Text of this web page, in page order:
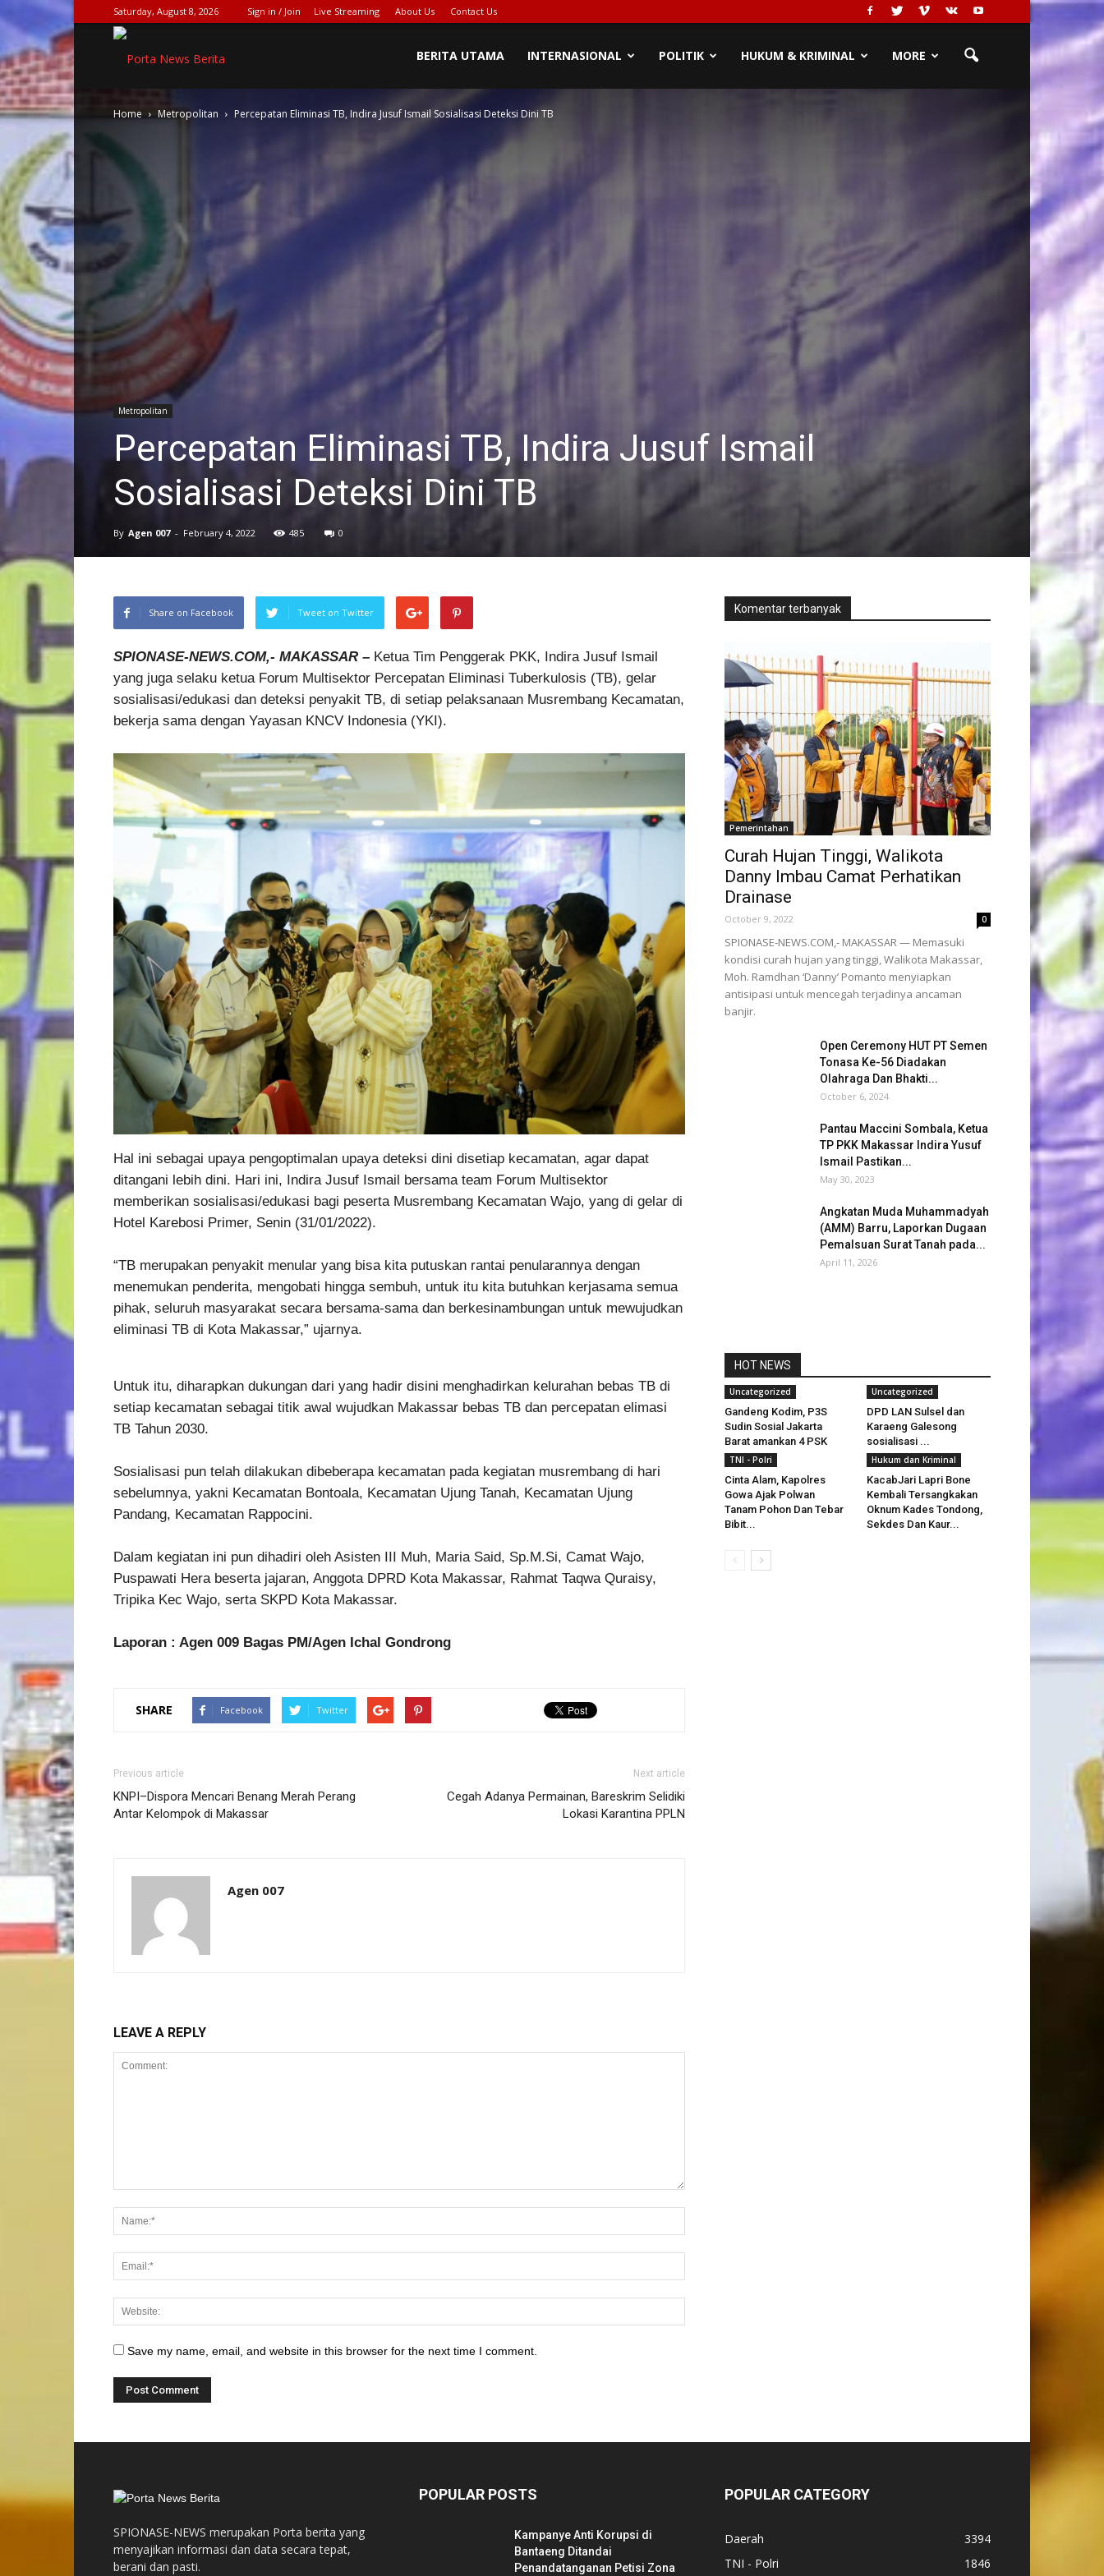
Saturday, August 8, 2026 Sign in / Join Live Streaming About Us Contact Us
NEWS[DOT]COM
BERITA UTAMA INTERNASIONAL POLITIK HUKUM & KRIMINAL MORE
Home Metropolitan Percepatan Eliminasi TB, Indira Jusuf Ismail Sosialisasi Deteksi Dini TB
Metropolitan
Percepatan Eliminasi TB, Indira Jusuf Ismail
Sosialisasi Deteksi Dini TB
By Agen 007 - February 4, 2022 485 0
Share on Facebook Tweet on Twitter
SPIONASE-NEWS.COM,- MAKASSAR – Ketua Tim Penggerak PKK, Indira Jusuf Ismail
yang juga selaku ketua Forum Multisektor Percepatan Eliminasi Tuberkulosis (TB), gelar
sosialisasi/edukasi dan deteksi penyakit TB, di setiap pelaksanaan Musrembang Kecamatan,
bekerja sama dengan Yayasan KNCV Indonesia (YKI).
Hal ini sebagai upaya pengoptimalan upaya deteksi dini disetiap kecamatan, agar dapat
ditangani lebih dini. Hari ini, Indira Jusuf Ismail bersama team Forum Multisektor
memberikan sosialisasi/edukasi bagi peserta Musrembang Kecamatan Wajo, yang di gelar di
Hotel Karebosi Primer, Senin (31/01/2022).
“TB merupakan penyakit menular yang bisa kita putuskan rantai penularannya dengan
menemukan penderita, mengobati hingga sembuh, untuk itu kita butuhkan kerjasama semua
pihak, seluruh masyarakat secara bersama-sama dan berkesinambungan untuk mewujudkan
eliminasi TB di Kota Makassar,” ujarnya.
Untuk itu, diharapkan dukungan dari yang hadir disini menghadirkan kelurahan bebas TB di
setiap kecamatan sebagai titik awal wujudkan Makassar bebas TB dan percepatan elimasi
TB Tahun 2030.
Sosialisasi pun telah dilakukan dibeberapa kecamatan pada kegiatan musrembang di hari
sebelumnya, yakni Kecamatan Bontoala, Kecamatan Ujung Tanah, Kecamatan Ujung
Pandang, Kecamatan Rappocini.
Dalam kegiatan ini pun dihadiri oleh Asisten III Muh, Maria Said, Sp.M.Si, Camat Wajo,
Puspawati Hera beserta jajaran, Anggota DPRD Kota Makassar, Rahmat Taqwa Quraisy,
Tripika Kec Wajo, serta SKPD Kota Makassar.
Laporan : Agen 009 Bagas PM/Agen Ichal Gondrong
SHARE Facebook Twitter
Previous article
KNPI–Dispora Mencari Benang Merah Perang
Antar Kelompok di Makassar
Next article
Cegah Adanya Permainan, Bareskrim Selidiki
Lokasi Karantina PPLN
Agen 007
LEAVE A REPLY
Save my name, email, and website in this browser for the next time I comment.
Komentar terbanyak
Pemerintahan
Curah Hujan Tinggi, Walikota
Danny Imbau Camat Perhatikan
Drainase
October 9, 2022 0
SPIONASE-NEWS.COM,- MAKASSAR — Memasuki
kondisi curah hujan yang tinggi, Walikota Makassar,
Moh. Ramdhan ‘Danny’ Pomanto menyiapkan
antisipasi untuk mencegah terjadinya ancaman
banjir.
Open Ceremony HUT PT Semen
Tonasa Ke-56 Diadakan
Olahraga Dan Bhakti...
October 6, 2024
Pantau Maccini Sombala, Ketua
TP PKK Makassar Indira Yusuf
Ismail Pastikan...
May 30, 2023
Angkatan Muda Muhammadyah
(AMM) Barru, Laporkan Dugaan
Pemalsuan Surat Tanah pada...
April 11, 2026
HOT NEWS
Uncategorized
Gandeng Kodim, P3S
Sudin Sosial Jakarta
Barat amankan 4 PSK
Uncategorized
DPD LAN Sulsel dan
Karaeng Galesong
sosialisasi ...
TNI - Polri
Cinta Alam, Kapolres
Gowa Ajak Polwan
Tanam Pohon Dan Tebar
Bibit...
Hukum dan Kriminal
KacabJari Lapri Bone
Kembali Tersangkakan
Oknum Kades Tondong,
Sekdes Dan Kaur...
SPIONASE-NEWS merupakan Porta berita yang
menyajikan informasi dan data secara tepat,
berani dan pasti.
POPULAR POSTS
Kampanye Anti Korupsi di
Bantaeng Ditandai
Penandatanganan Petisi Zona
POPULAR CATEGORY
Daerah
3394
TNI - Polri
1846